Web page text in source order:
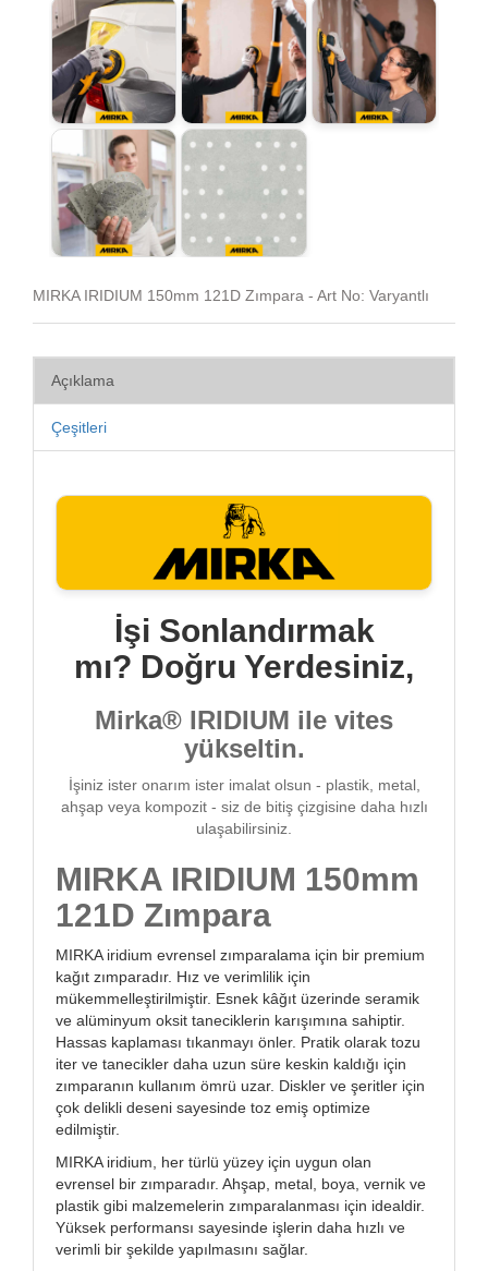
MIRKA IRIDIUM 150mm 121D Zımpara - Art No: Varyantlı
Açıklama
Çeşitleri
İşi Sonlandırmak
mı? Doğru Yerdesiniz,
Mirka® IRIDIUM ile vites
yükseltin.
İşiniz ister onarım ister imalat olsun - plastik, metal,
ahşap veya kompozit - siz de bitiş çizgisine daha hızlı
ulaşabilirsiniz.
MIRKA IRIDIUM 150mm
121D Zımpara
MIRKA iridium evrensel zımparalama için bir premium
kağıt zımparadır. Hız ve verimlilik için
mükemmelleştirilmiştir. Esnek kâğıt üzerinde seramik
ve alüminyum oksit taneciklerin karışımına sahiptir.
Hassas kaplaması tıkanmayı önler. Pratik olarak tozu
iter ve tanecikler daha uzun süre keskin kaldığı için
zımparanın kullanım ömrü uzar. Diskler ve şeritler için
çok delikli deseni sayesinde toz emiş optimize
edilmiştir.
MIRKA iridium, her türlü yüzey için uygun olan
evrensel bir zımparadır. Ahşap, metal, boya, vernik ve
plastik gibi malzemelerin zımparalanması için idealdir.
Yüksek performansı sayesinde işlerin daha hızlı ve
verimli bir şekilde yapılmasını sağlar.